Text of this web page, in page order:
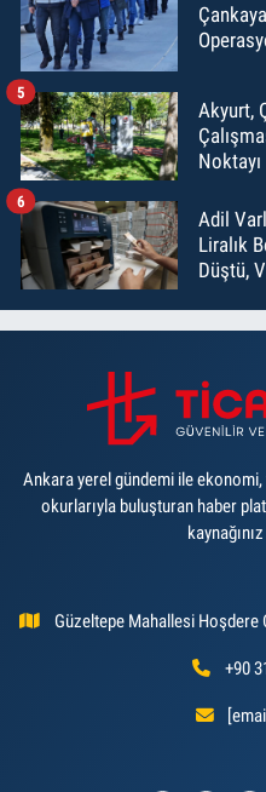
Akyurt,
Noktayı
5
Adil
Liralık
Düştü,
6
Ankara yerel gündemi ile
okurlarıyla buluşturan haber
Güzeltepe Mahallesi
+90